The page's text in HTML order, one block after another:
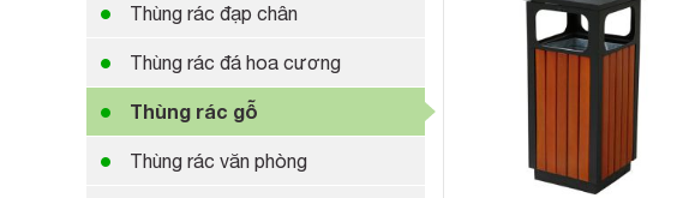
Thùng rác đạp chân
Thùng rác đá hoa cương
Thùng rác gỗ
Thùng rác văn phòng